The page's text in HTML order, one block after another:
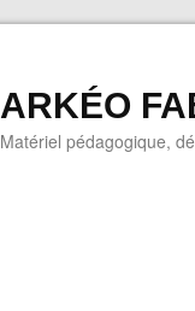
ARKÉO
Matériel pédagogique,